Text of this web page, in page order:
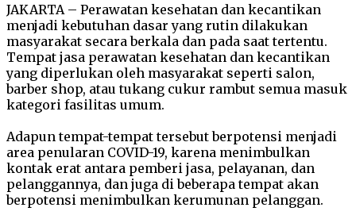
JAKARTA – Perawatan kesehatan dan kecantikan
menjadi kebutuhan dasar yang rutin dilakukan
masyarakat secara berkala dan pada saat tertentu.
Tempat jasa perawatan kesehatan dan kecantikan
yang diperlukan oleh masyarakat seperti salon,
barber shop, atau tukang cukur rambut semua masuk
kategori fasilitas umum.
Adapun tempat-tempat tersebut berpotensi menjadi
area penularan COVID-19, karena menimbulkan
kontak erat antara pemberi jasa, pelayanan, dan
pelanggannya, dan juga di beberapa tempat akan
berpotensi menimbulkan kerumunan pelanggan.